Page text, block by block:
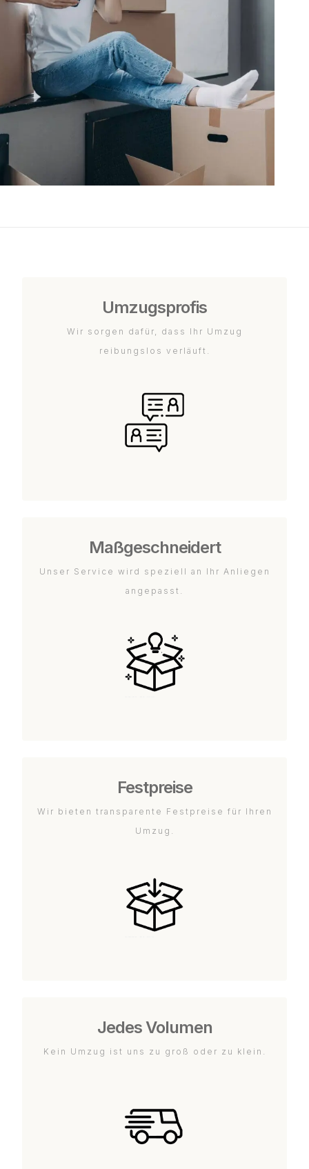
Umzugsprofis
Wir sorgen dafür, dass Ihr Umzug
reibungslos verläuft.
Maßgeschneidert
Unser Service wird speziell an Ihr Anliegen
angepasst.
Festpreise
Wir bieten transparente Festpreise für Ihren
Umzug.
Jedes Volumen
Kein Umzug ist uns zu groß oder zu klein.